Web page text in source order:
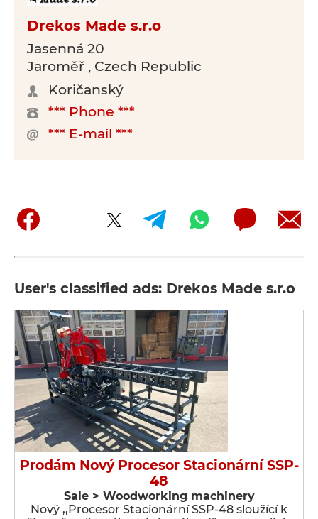
Drekos Made s.r.o
Jasenná 20
Jaroměř , Czech Republic
Koričanský
*** Phone ***
*** E-mail ***
User's classified ads: Drekos Made s.r.o
Prodám Nový Procesor Stacionární SSP-
48
Sale > Woodworking machinery
Nový ,,Procesor Stacionární SSP-48 sloužící k